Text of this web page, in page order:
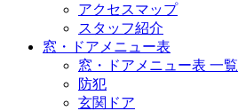
アクセスマップ
スタッフ紹介
窓・ドアメニュー表
窓・ドアメニュー表 一覧
防犯
玄関ドア